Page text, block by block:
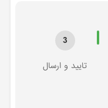
3
تایید و ارسال